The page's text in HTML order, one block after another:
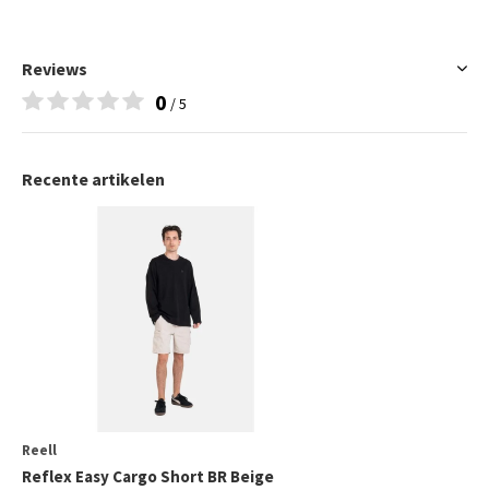
Reviews
0 / 5
Recente artikelen
Reell
Reflex Easy Cargo Short BR Beige